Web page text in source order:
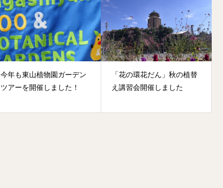
今年も東山植物園ガーデン
ツアーを開催しました！
「花の環花だん」秋の植替
え講習会開催しました